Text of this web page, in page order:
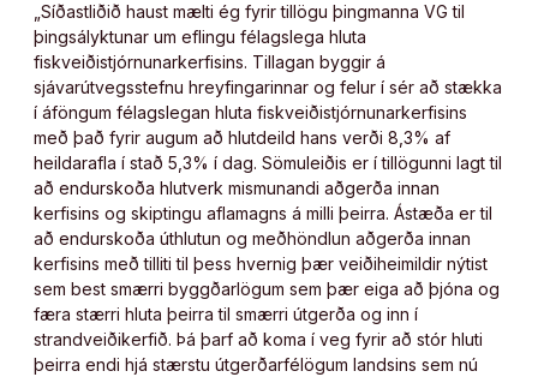
„Síðastliðið haust mælti ég fyrir tillögu þingmanna VG til
þingsályktunar um eflingu félagslega hluta
fiskveiðistjórnunarkerfisins. Tillagan byggir á
sjávarútvegsstefnu hreyfingarinnar og felur í sér að stækka
í áföngum félagslegan hluta fiskveiðistjórnunarkerfisins
með það fyrir augum að hlutdeild hans verði 8,3% af
heildarafla í stað 5,3% í dag. Sömuleiðis er í tillögunni lagt til
að endurskoða hlutverk mismunandi aðgerða innan
kerfisins og skiptingu aflamagns á milli þeirra. Ástæða er til
að endurskoða úthlutun og meðhöndlun aðgerða innan
kerfisins með tilliti til þess hvernig þær veiðiheimildir nýtist
sem best smærri byggðarlögum sem þær eiga að þjóna og
færa stærri hluta þeirra til smærri útgerða og inn í
strandveiðikerfið. Þá þarf að koma í veg fyrir að stór hluti
þeirra endi hjá stærstu útgerðarfélögum landsins sem nú